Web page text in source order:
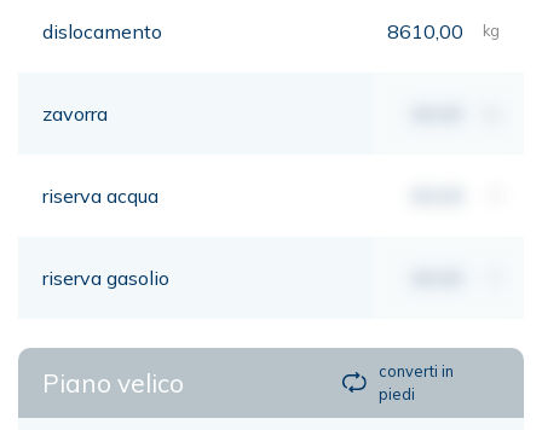
dislocamento 8610,00 kg
zavorra
riserva acqua
riserva gasolio
Piano velico
converti in
piedi